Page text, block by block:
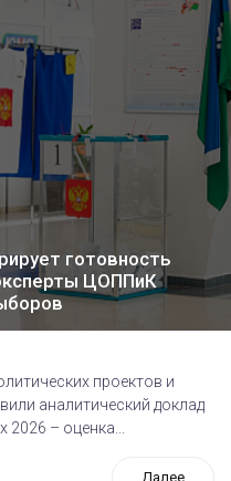
готовность
ЦОППиК
проектов и
аналитический доклад
– оценка...
Далее